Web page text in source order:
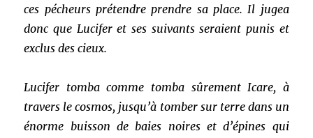
ces pécheurs prétendre prendre sa place. Il jugea
donc que Lucifer et ses suivants seraient punis et
exclus des cieux.
Lucifer tomba comme tomba sûrement Icare, à
travers le cosmos, jusqu’à tomber sur terre dans un
énorme buisson de baies noires et d’épines qui